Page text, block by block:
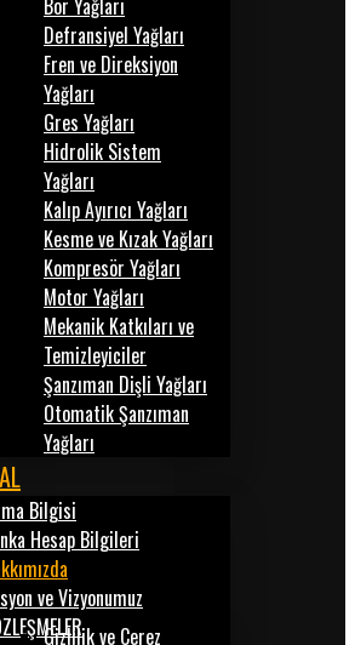
Bor Yağları
Defransiyel Yağları
Fren ve Direksiyon
Yağları
Gres Yağları
Hidrolik Sistem
Yağları
Kalıp Ayırıcı Yağları
Kesme ve Kızak Yağları
Kompresör Yağları
Motor Yağları
Mekanik Katkıları ve
Temizleyiciler
Şanzıman Dişli Yağları
Otomatik Şanzıman
Yağları
Bilgisi
Hesap Bilgileri
ve Vizyonumuz
Gizlilik ve Çerez